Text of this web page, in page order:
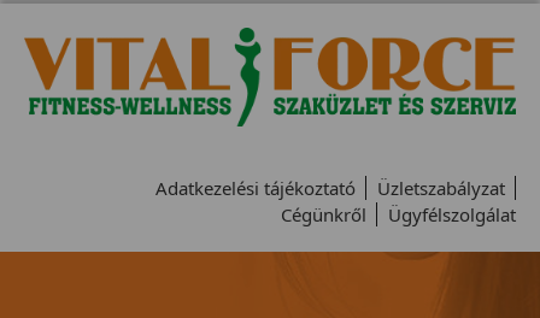
Adatkezelési tájékoztató
Üzletszabályzat
Cégünkről
Ügyfélszolgálat